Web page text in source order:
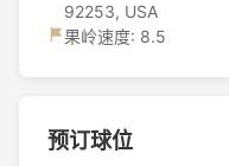
92253, USA
果岭速度: 8.5
预订球位